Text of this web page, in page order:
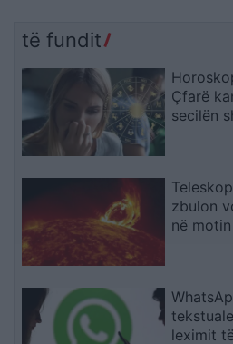
të fundit
Çfarë
secilën
zbulon
në
leximit